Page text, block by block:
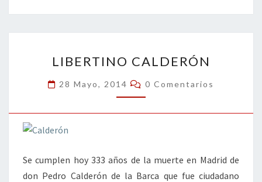
o
o
er dI
n
l
p
ar
tir
CALDERÓN
LIBERTINO CALDERÓN
28 Mayo, 2014 Comentarios
0 Comentarios
Se cumplen hoy 333 años de la muerte en Madrid de
don Pedro Calderón de la Barca que fue ciudadano